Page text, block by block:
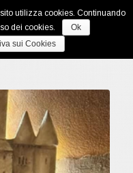
utilizza cookies. Continuando
dei cookies.
Ok
sui Cookies